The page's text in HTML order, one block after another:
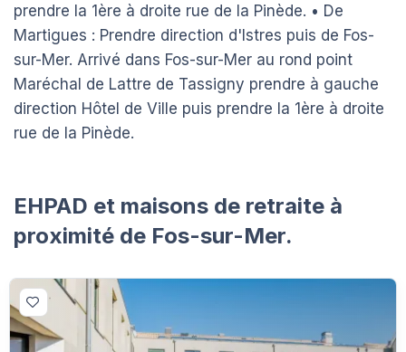
prendre la 1ère à droite rue de la Pinède. • De
Martigues : Prendre direction d'Istres puis de Fos-
sur-Mer. Arrivé dans Fos-sur-Mer au rond point
Maréchal de Lattre de Tassigny prendre à gauche
direction Hôtel de Ville puis prendre la 1ère à droite
rue de la Pinède.
EHPAD et maisons de retraite à
proximité de Fos-sur-Mer.